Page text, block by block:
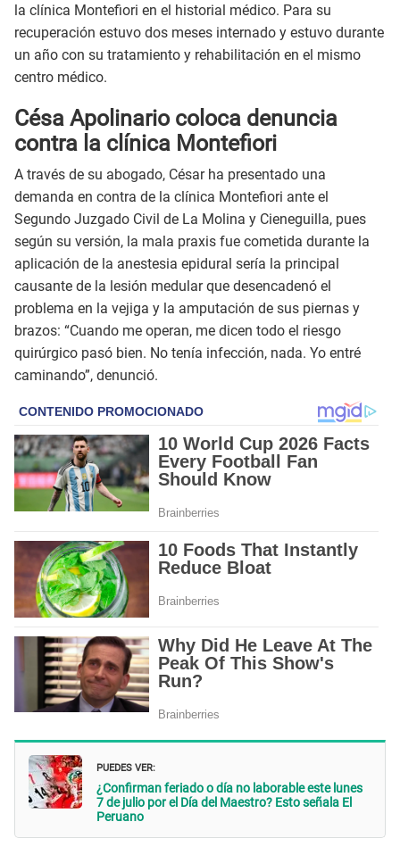
la clínica Montefiori en el historial médico. Para su
recuperación estuvo dos meses internado y estuvo durante
un año con su tratamiento y rehabilitación en el mismo
centro médico.
Césa Apolinario coloca denuncia
contra la clínica Montefiori
A través de su abogado, César ha presentado una
demanda en contra de la clínica Montefiori ante el
Segundo Juzgado Civil de La Molina y Cieneguilla, pues
según su versión, la mala praxis fue cometida durante la
aplicación de la anestesia epidural sería la principal
causante de la lesión medular que desencadenó el
problema en la vejiga y la amputación de sus piernas y
brazos: “Cuando me operan, me dicen todo el riesgo
quirúrgico pasó bien. No tenía infección, nada. Yo entré
caminando”, denunció.
PUEDES VER:
¿Confirman feriado o día no laborable este lunes
7 de julio por el Día del Maestro? Esto señala El
Peruano